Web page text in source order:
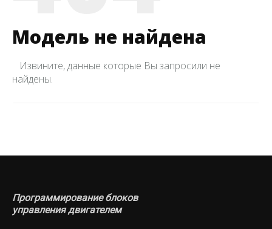
Модель не найдена
Извините, данные которые Вы запросили не
найдены.
Программирование блоков
управления двигателем